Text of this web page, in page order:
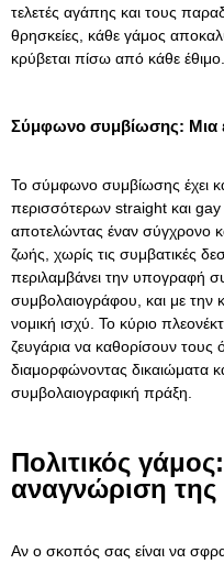
τελετές αγάπης και τους
θρησκείες, κάθε γάμος
κρύβεται πίσω από κάθε έθιμο.
Σύμφωνο συμβίωσης: Μια
Το σύμφωνο συμβίωσης έχει
περισσότερων straight και gay
αποτελώντας έναν σύγχρονο
ζωής, χωρίς τις συμβατικές
περιλαμβάνει την υπογραφή
συμβολαιογράφου, και με την
νομική ισχύ. Το κύριο
ζευγάρια να καθορίσουν
διαμορφώνοντας δικαιώματα
συμβολαιογραφική πράξη.
Πολιτικός
αναγνώριση
Αν ο σκοπός σας είναι να